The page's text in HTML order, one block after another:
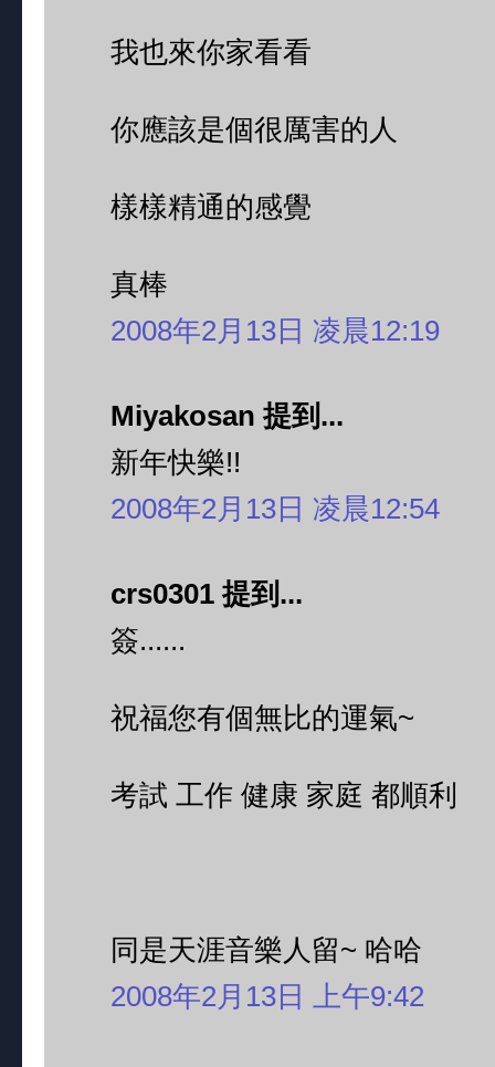
我也來你家看看
你應該是個很厲害的人
樣樣精通的感覺
真棒
2008年2月13日 凌晨12:19
Miyakosan 提到...
新年快樂!!
2008年2月13日 凌晨12:54
crs0301 提到...
簽......
祝福您有個無比的運氣~
考試 工作 健康 家庭 都順利
同是天涯音樂人留~ 哈哈
2008年2月13日 上午9:42